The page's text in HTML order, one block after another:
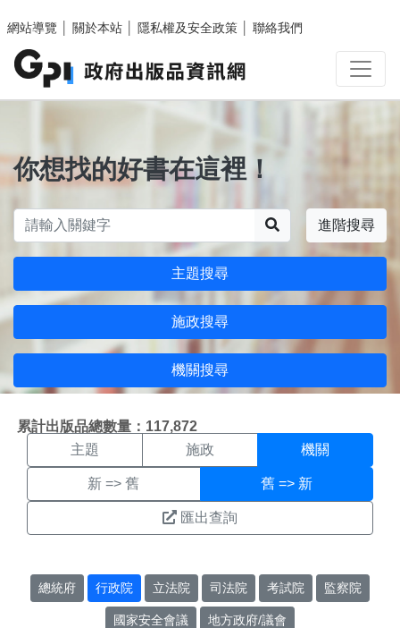
網站導覽
關於本站 隱私權及安全政策 聯絡我們
你想找的好書在這裡！
進階搜尋
主題搜尋
施政搜尋
機關搜尋
累計出版品總數量：117,872
機關搜尋結果頁面
主題 施政 機關
新 => 舊 舊 => 新
匯出查詢
總統府 行政院 立法院 司法院 考試院 監察院
國家安全會議 地方政府/議會